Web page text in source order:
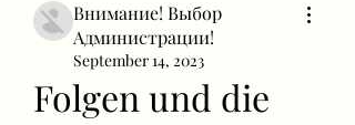
Внимание! Выбор
Администрации!
September 14, 2023
Folgen und die